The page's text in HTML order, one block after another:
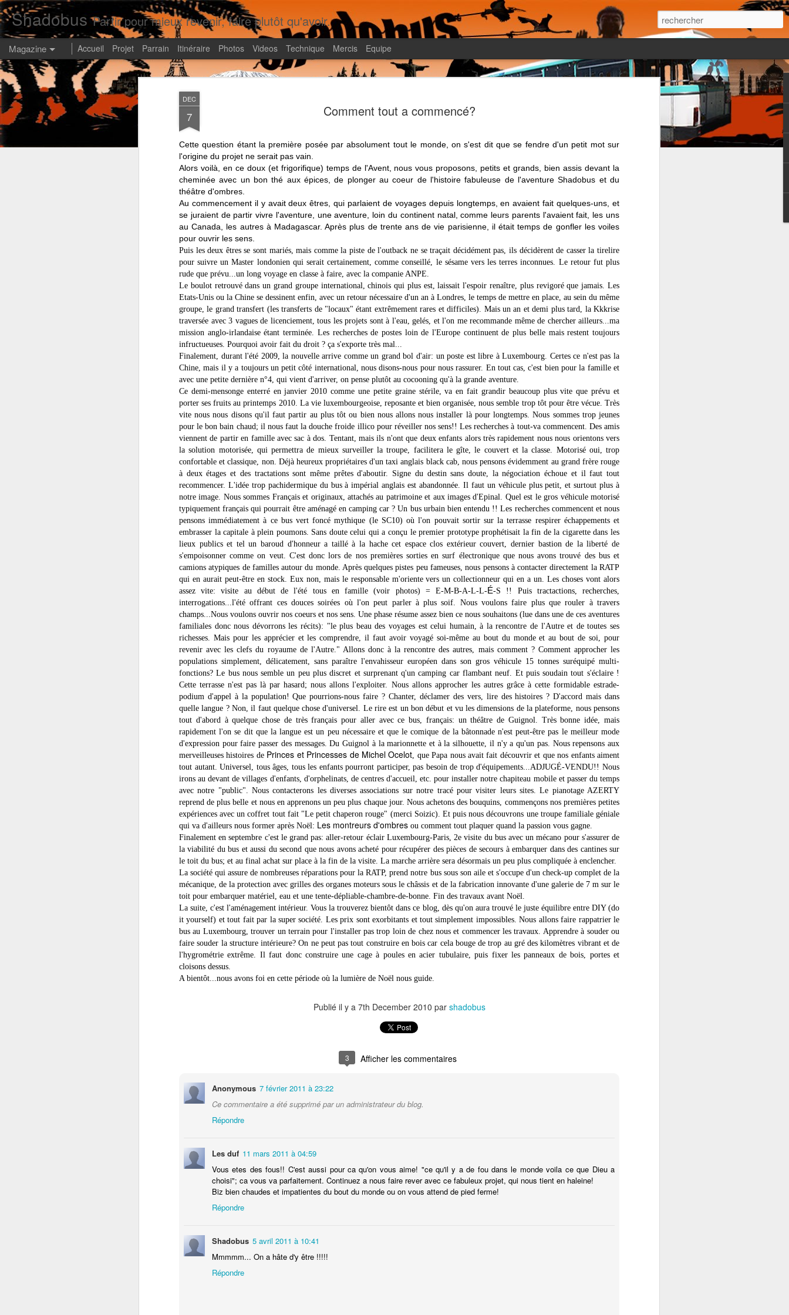
DEC
7 Comment tout a commencé?
Cette question étant la première posée par absolument tout le monde, on s'est dit que se fendre d'un petit mot sur
l'origine du projet ne serait pas vain.
Alors voilà, en ce doux (et frigorifique) temps de l'Avent, nous vous proposons, petits et grands, bien assis devant la
cheminée avec un bon thé aux épices, de plonger au coeur de l'histoire fabuleuse de l'aventure Shadobus et du
théâtre d'ombres.
Au commencement il y avait deux êtres, qui parlaient de voyages depuis longtemps, en avaient fait quelques-uns, et
se juraient de partir vivre l'aventure, une aventure, loin du continent natal, comme leurs parents l'avaient fait, les uns
au Canada, les autres à Madagascar. Après plus de trente ans de vie parisienne, il était temps de gonfler les voiles
pour ouvrir les sens.
Puis les deux êtres se sont mariés, mais comme la piste de l'outback ne se traçait décidément pas, ils décidèrent de casser la tirelire
pour suivre un Master londonien qui serait certainement, comme conseillé, le sésame vers les terres inconnues. Le retour fut plus
rude que prévu...un long voyage en classe à faire, avec la companie ANPE.
Le boulot retrouvé dans un grand groupe international, chinois qui plus est, laissait l'espoir renaître, plus revigoré que jamais. Les
Etats-Unis ou la Chine se dessinent enfin, avec un retour nécessaire d'un an à Londres, le temps de mettre en place, au sein du même
groupe, le grand transfert (les transferts de "locaux" étant extrêmement rares et difficiles). Mais un an et demi plus tard, la Kkkrise
traversée avec 3 vagues de licenciement, tous les projets sont à l'eau, gelés, et l'on me recommande même de chercher ailleurs...ma
mission anglo-irlandaise étant terminée. Les recherches de postes loin de l'Europe continuent de plus belle mais restent toujours
infructueuses. Pourquoi avoir fait du droit ? ça s'exporte très mal...
Finalement, durant l'été 2009, la nouvelle arrive comme un grand bol d'air: un poste est libre à Luxembourg. Certes ce n'est pas la
Chine, mais il y a toujours un petit côté international, nous disons-nous pour nous rassurer. En tout cas, c'est bien pour la famille et
avec une petite dernière n°4, qui vient d'arriver, on pense plutôt au cocooning qu'à la grande aventure.
Ce demi-mensonge enterré en janvier 2010 comme une petite graine stérile, va en fait grandir beaucoup plus vite que prévu et
porter ses fruits au printemps 2010. La vie luxembourgeoise, reposante et bien organisée, nous semble trop tôt pour être vécue. Très
vite nous nous disons qu'il faut partir au plus tôt ou bien nous allons nous installer là pour longtemps. Nous sommes trop jeunes
pour le bon bain chaud; il nous faut la douche froide illico pour réveiller nos sens!! Les recherches à tout-va commencent. Des amis
viennent de partir en famille avec sac à dos. Tentant, mais ils n'ont que deux enfants alors très rapidement nous nous orientons vers
la solution motorisée, qui permettra de mieux surveiller la troupe, facilitera le gîte, le couvert et la classe. Motorisé oui, trop
confortable et classique, non. Déjà heureux propriétaires d'un taxi anglais black cab, nous pensons évidemment au grand frère rouge
à deux étages et des tractations sont même prêtes d'aboutir. Signe du destin sans doute, la négociation échoue et il faut tout
recommencer. L'idée trop pachidermique du bus à impérial anglais est abandonnée. Il faut un véhicule plus petit, et surtout plus à
notre image. Nous sommes Français et originaux, attachés au patrimoine et aux images d'Epinal. Quel est le gros véhicule motorisé
typiquement français qui pourrait être aménagé en camping car ? Un bus urbain bien entendu !! Les recherches commencent et nous
pensons immédiatement à ce bus vert foncé mythique (le SC10) où l'on pouvait sortir sur la terrasse respirer échappements et
embrasser la capitale à plein poumons. Sans doute celui qui a conçu le premier prototype prophétisait la fin de la cigarette dans les
lieux publics et tel un baroud d'honneur a taillé à la hache cet espace clos extérieur couvert, dernier bastion de la liberté de
s'empoisonner comme on veut. C'est donc lors de nos premières sorties en surf électronique que nous avons trouvé des bus et
camions atypiques de familles autour du monde. Après quelques pistes peu fameuses, nous pensons à contacter directement la RATP
qui en aurait peut-être en stock. Eux non, mais le responsable m'oriente vers un collectionneur qui en a un. Les choses vont alors
assez vite: visite au début de l'été tous en famille (voir photos) = E-M-B-A-L-L-É-S !! Puis tractactions, recherches,
interrogations...l'été offrant ces douces soirées où l'on peut parler à plus soif. Nous voulons faire plus que rouler à travers
champs...Nous voulons ouvrir nos coeurs et nos sens. Une phase résume assez bien ce nous souhaitons (lue dans une de ces aventures
familiales donc nous dévorrons les récits): "le plus beau des voyages est celui humain, à la rencontre de l'Autre et de toutes ses
richesses. Mais pour les apprécier et les comprendre, il faut avoir voyagé soi-même au bout du monde et au bout de soi, pour
revenir avec les clefs du royaume de l'Autre." Allons donc à la rencontre des autres, mais comment ? Comment approcher les
populations simplement, délicatement, sans paraître l'envahisseur européen dans son gros véhicule 15 tonnes suréquipé multi-
fonctions? Le bus nous semble un peu plus discret et surprenant q'un camping car flambant neuf. Et puis soudain tout s'éclaire !
Cette terrasse n'est pas là par hasard; nous allons l'exploiter. Nous allons approcher les autres grâce à cette formidable estrade-
podium d'appel à la population! Que pourrions-nous faire ? Chanter, déclamer des vers, lire des histoires ? D'accord mais dans
quelle langue ? Non, il faut quelque chose d'universel. Le rire est un bon début et vu les dimensions de la plateforme, nous pensons
tout d'abord à quelque chose de très français pour aller avec ce bus, français: un théâtre de Guignol. Très bonne idée, mais
rapidement l'on se dit que la langue est un peu nécessaire et que le comique de la bâtonnade n'est peut-être pas le meilleur mode
d'expression pour faire passer des messages. Du Guignol à la marionnette et à la silhouette, il n'y a qu'un pas. Nous repensons aux
merveilleuses histoires de Princes et Princesses de Michel Ocelot, que Papa nous avait fait découvrir et que nos enfants aiment
tout autant. Universel, tous âges, tous les enfants pourront participer, pas besoin de trop d'équipements...ADJUGÉ-VENDU!! Nous
irons au devant de villages d'enfants, d'orphelinats, de centres d'accueil, etc. pour installer notre chapiteau mobile et passer du temps
avec notre "public". Nous contacterons les diverses associations sur notre tracé pour visiter leurs sites. Le pianotage AZERTY
reprend de plus belle et nous en apprenons un peu plus chaque jour. Nous achetons des bouquins, commençons nos premières petites
expériences avec un coffret tout fait "Le petit chaperon rouge" (merci Soizic). Et puis nous découvrons une troupe familiale géniale
qui va d'ailleurs nous former après Noël: Les montreurs d'ombres ou comment tout plaquer quand la passion vous gagne.
Finalement en septembre c'est le grand pas: aller-retour éclair Luxembourg-Paris, 2e visite du bus avec un mécano pour s'assurer de
la viabilité du bus et aussi du second que nous avons acheté pour récupérer des pièces de secours à embarquer dans des cantines sur
le toit du bus; et au final achat sur place à la fin de la visite. La marche arrière sera désormais un peu plus compliquée à enclencher.
La société qui assure de nombreuses réparations pour la RATP, prend notre bus sous son aile et s'occupe d'un check-up complet de la
mécanique, de la protection avec grilles des organes moteurs sous le châssis et de la fabrication innovante d'une galerie de 7 m sur le
toit pour embarquer matériel, eau et une tente-dépliable-chambre-de-bonne. Fin des travaux avant Noël.
La suite, c'est l'aménagement intérieur. Vous la trouverez bientôt dans ce blog, dès qu'on aura trouvé le juste équilibre entre DIY (do
it yourself) et tout fait par la super société. Les prix sont exorbitants et tout simplement impossibles. Nous allons faire rappatrier le
bus au Luxembourg, trouver un terrain pour l'installer pas trop loin de chez nous et commencer les travaux. Apprendre à souder ou
faire souder la structure intérieure? On ne peut pas tout construire en bois car cela bouge de trop au gré des kilomètres vibrant et de
l'hygrométrie extrême. Il faut donc construire une cage à poules en acier tubulaire, puis fixer les panneaux de bois, portes et
cloisons dessus.
A bientôt...nous avons foi en cette période où la lumière de Noël nous guide.
Publié il y a 7th December 2010 par shadobus
3 Afficher les commentaires
Anonymous 7 février 2011 à 23:22
Ce commentaire a été supprimé par un administrateur du blog.
Répondre
Les duf 11 mars 2011 à 04:59
Vous etes des fous!! C'est aussi pour ca qu'on vous aime! "ce qu'il y a de fou dans le monde voila ce que Dieu a
choisi"; ca vous va parfaitement. Continuez a nous faire rever avec ce fabuleux projet, qui nous tient en haleine!
Biz bien chaudes et impatientes du bout du monde ou on vous attend de pied ferme!
Répondre
Shadobus 5 avril 2011 à 10:41
Mmmmm... On a hâte d'y être !!!!!
Répondre
Shadobus Partir pour mieux revenir, faire plutôt qu'avoir.
Magazine Accueil Projet Parrain Itinéraire Photos Videos Technique Mercis Equipe
20
Il faura fallu dix ans pour produire un livre qui était pourtant
qu'on pourrait en faire...
Shado redémarre
Ce petit message pour
annoncer que Shado a
trouvé un nouveau propriétaire, qui
a de beaux projets pour faire
reprendre la route à notre bon
vieux bus !! Il a quitté Paris pour
la Bretagne où il sera un peu
réaménagé pour passer l'hiver,
puis préparé pour une expédition
exotique à définir.
C'est non sans un vague à l'âme
que nous avons abandonné les
clefs de notre compagnon de
FEB
3
Bonne année 2013
A tous une merveilleuse
année 2013. Une image
vaut mille mots (en l'occurence
6000), alors je vous laisse plonger
dans le best of de nos photos de
l'année passée sur les routes
d'Eurasie, savamment orchestré
par mon fidèle beau-frère.
MERCIIIIII.
Pour info, Shadobus est toujours
en vente, sagement stationné
dans un garage parisien, attendant
ses nouveaux heureux proprios.
JUL
30
Shado à la maison !!
Chers amis et fidèles
lecteurs du Shadoblog,
Nous voilà enfin de retour en
France depuis une bonne semaine
(24 juillet), via Venizia, Milano,
Genova, Nice, Sète, Padirac-
Rocamadour.
Nous avons enfin retrouvé notre
chère famille (la moitié, bientôt
l'autre) et notre cher pays. Nous
sommes actuellement en Périgord
pour encore une bonne semaine,
puis nous irons en Auvergne, puis
un passage à Paris fin août...
La famille se porte très bien.
JUL
30
Turquie sud-ouest
Après Konya, nous aurons
le bonheur de nous laisser
descendre vers la mer, Antalya.
Après bien des discussions et
hésitations, nous avons en effet
décidé d’aller vers la côte et
braver la meute touristique. Il y
aura bien un petit coin de paradis
où poser Shado ? Mais la route ne
se laissera pas faire et la boîte
chauffera beaucoup. Nous
perdrons la quatrième et même le
troisième.
30
Turquie centre
Après une bonne nuit récupératrice, les enfants joueront presque
toute la journée au bord de l’eau fraîche. La température est
douce, ce qui rend le bain un peu plus difficile. Les parents resteront
sagement sur la touche. En fin d’après-midi, le gars du camping nous
monte au Nemrut dans sa Kangoo à touristes, après une âpre
négociation (80 lires tout de même pour grimper sur 20km).
JUL
21
Turquie est
Vendredi 29 juin, entrée en Turquie: une heure, après paiement de
l'assurance du bus (100$). Les policiers tout sourire, parlant bien
anglais, et le personnel des douanes aidant. Nous nous sentons
soudain plus légers, laissant derrière nous les problèmes de douane, les
visas, les interdictions, les longueurs, les intimidations, les
incompréhensions, les bakchichs, etc.
Iran, en deux coups de vent
Lundi 25 juin, cinq heures de la plus incompréhensible douane de
notre voyage, dépassant même l'Ouzbékistan. Je vous la
résumerai comme suit: Isabelle commencera par enfiler le voile redouté,
perçu comme une contrainte morale, et physique vue la chaleur intense
de la saison. Le médecin-chef commencera par nous imposer l'ingestion
par nos enfants d'un vaccin anti-polio, malgré nos protestations.
Turkmenistan, coup de vent
Une heure trente depuis Bukhara en Ouzbékistan, pour rejoindre
la frontière. Comme prévu, celle ouzbèque, même pour sortir,
expiré il y a trois jours. Longues discussions et montées en grade
« Drôle de dames ». Un des jeunes officiers parle français et se propose
JUN
21
Bukhara, le charme d'antan
Nous prenons la route vers Boukhara à 5h30 grâce à une nuit très
mouvementée entre les réveils très matinaux d'Amycie, un
désertique.